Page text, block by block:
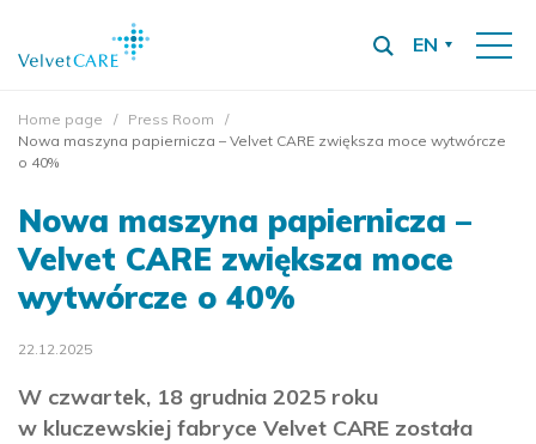
EN
Home page
Press Room
Nowa maszyna papiernicza – Velvet CARE zwiększa moce wytwórcze
o 40%
Nowa maszyna papiernicza –
Velvet CARE zwiększa moce
wytwórcze o 40%
22.12.2025
W czwartek, 18 grudnia 2025 roku
w kluczewskiej fabryce Velvet CARE została